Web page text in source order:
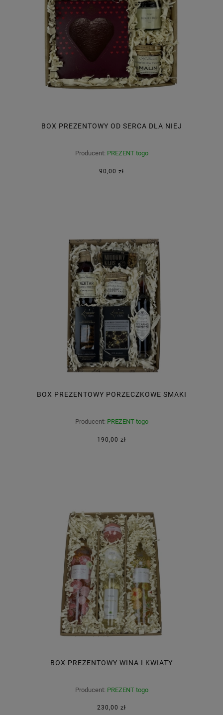
BOX PREZENTOWY OD SERCA DLA NIEJ
Producent: PREZENT togo
90,00 zł
BOX PREZENTOWY PORZECZKOWE SMAKI
Producent: PREZENT togo
190,00 zł
BOX PREZENTOWY WINA I KWIATY
Producent: PREZENT togo
230,00 zł